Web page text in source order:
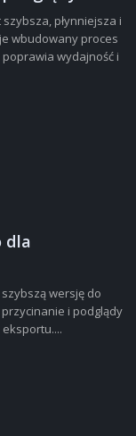
płynniejsza i
wbudowany proces
wydajność i
dla
wersję do
i podglądy